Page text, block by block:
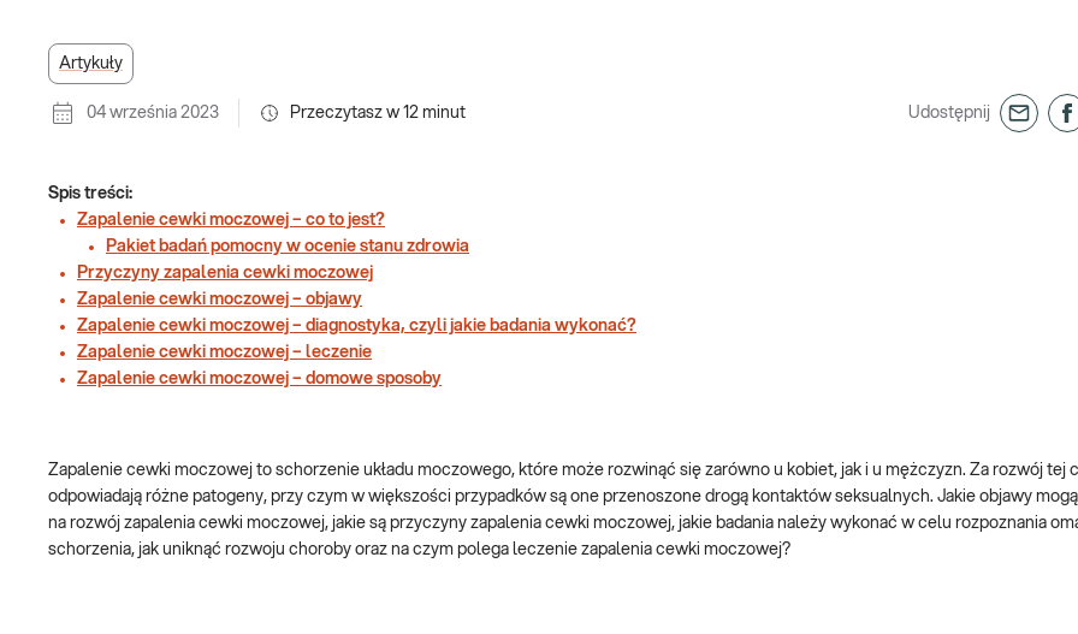
Artykuły
04 września 2023 Przeczytasz w 12 minut Udostępnij
Spis treści:
Zapalenie cewki moczowej – co to jest?
Pakiet badań pomocny w ocenie stanu zdrowia
Przyczyny zapalenia cewki moczowej
Zapalenie cewki moczowej – objawy
Zapalenie cewki moczowej – diagnostyka, czyli jakie badania wykonać?
Zapalenie cewki moczowej – leczenie
Zapalenie cewki moczowej – domowe sposoby
Zapalenie cewki moczowej to schorzenie układu moczowego, które może rozwinąć się zarówno u kobiet, jak i u mężczyzn. Za rozwój tej
odpowiadają różne patogeny, przy czym w większości przypadków są one przenoszone drogą kontaktów seksualnych. Jakie objawy
na rozwój zapalenia cewki moczowej, jakie są przyczyny zapalenia cewki moczowej, jakie badania należy wykonać w celu rozpoznania
schorzenia, jak uniknąć rozwoju choroby oraz na czym polega leczenie zapalenia cewki moczowej?